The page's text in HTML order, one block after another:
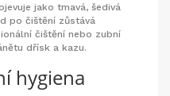
jako tmavá, šedivá
po čištění zůstává
čištění nebo zubní
dřísk a kazu.
hygiena